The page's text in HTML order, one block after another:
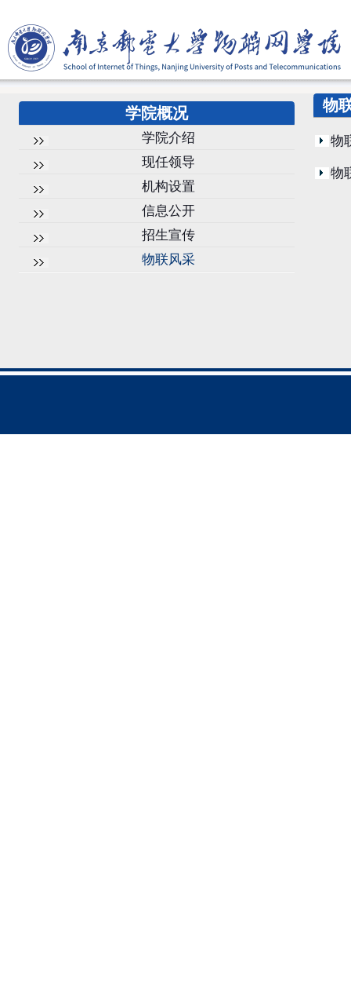
学院概况
学院介绍
现任领导
机构设置
信息公开
招生宣传
物联风采
物
物
物